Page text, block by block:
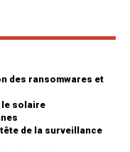
des ransomwares et
le solaire
de la surveillance